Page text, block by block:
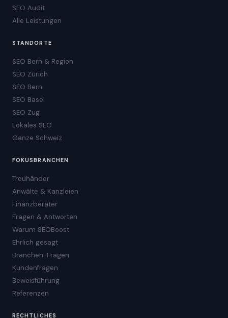
SEO Audit
Alle Leistungen
STANDORTE
SEO Bern & Region
SEO Zürich
SEO Bern
SEO Basel
SEO Zug
Lokales SEO
Ganze Schweiz
FOKUSBRANCHEN
Treuhänder
Anwälte & Kanzleien
Finanzberater
Fragen & Antworten
Warum SEOBoost
Ehrlich gesagt
Branchen-Fragen
Kundenfragen
Beweisführung
Referenzen
RECHTLICHES